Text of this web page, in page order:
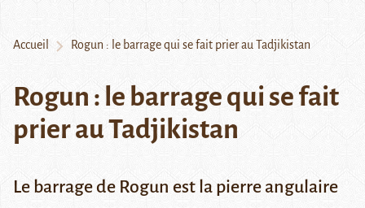
Accueil Rogun : le barrage qui se fait prier au Tadjikistan
Rogun : le barrage qui se fait
prier au Tadjikistan
Le barrage de Rogun est la pierre angulaire